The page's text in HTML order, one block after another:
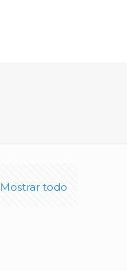
Mostrar todo